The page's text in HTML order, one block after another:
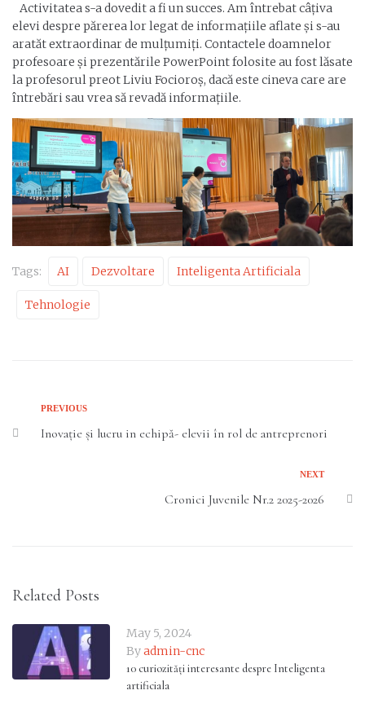
Activitatea s-a dovedit a fi un succes. Am întrebat câțiva
elevi despre părerea lor legat de informațiile aflate și s-au
aratăt extraordinar de mulțumiți. Contactele doamnelor
profesoare și prezentările PowerPoint folosite au fost lăsate
la profesorul preot Liviu Focioroș, dacă este cineva care are
întrebări sau vrea să revadă informațiile.
Tags: AI Dezvoltare Inteligenta Artificiala
Tehnologie
PREVIOUS
Inovație și lucru in echipă- elevii în rol de antreprenori
NEXT
Cronici Juvenile Nr.2 2025-2026
Related Posts
May 5, 2024
Byadmin-cnc
10 curiozități interesante despre Inteligenta
artificiala